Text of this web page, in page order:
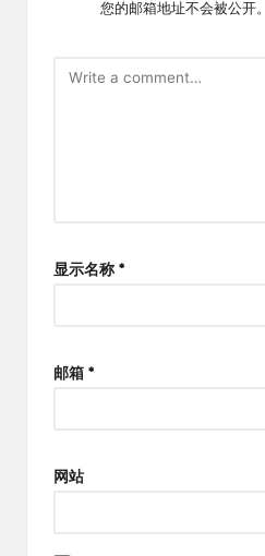
您的邮箱地址不会被公开。
显示名称 *
邮箱 *
网站